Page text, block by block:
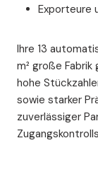
Exporteure
Ihre 13
m² große
hohe
sowie starker
zuverlässiger